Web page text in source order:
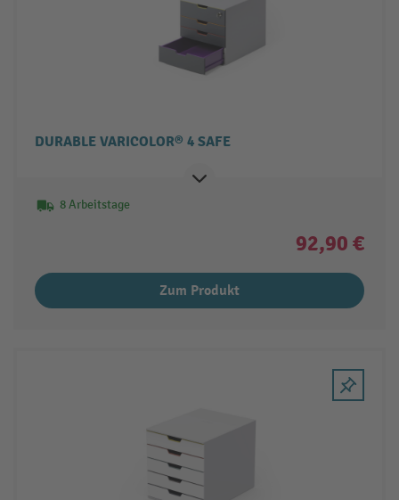
DURABLE VARICOLOR® 4 SAFE
8 Arbeitstage
92,90 €
Zum Produkt